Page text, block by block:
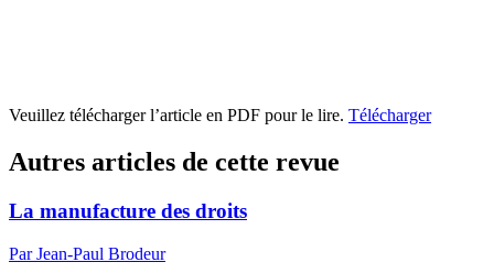
Veuillez télécharger l’article en PDF pour le lire. Télécharger
Autres articles de cette revue
La manufacture des droits
Par Jean-Paul Brodeur